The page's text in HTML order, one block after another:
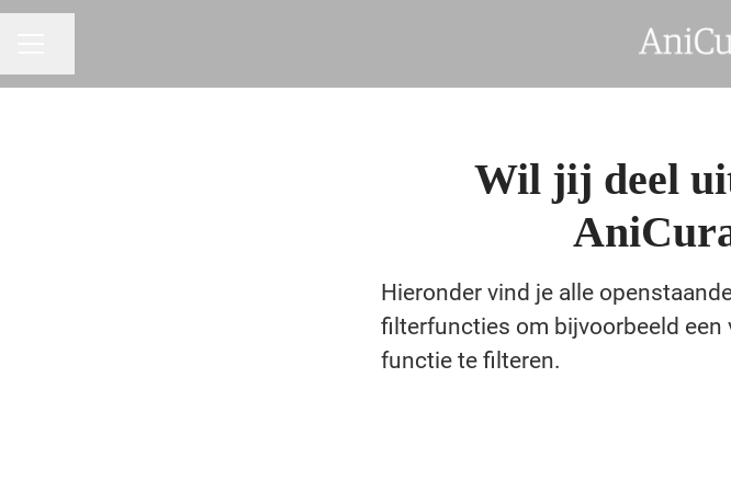
Wil jij deel
Hieronder vind je alle
filterfuncties om bijvoorbeeld een
functie te filteren.